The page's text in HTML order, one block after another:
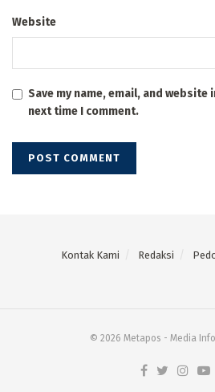
Website
Save my name, email, and
next time I comment.
Kontak Kami Redaksi
© 2026 Metapos - Media